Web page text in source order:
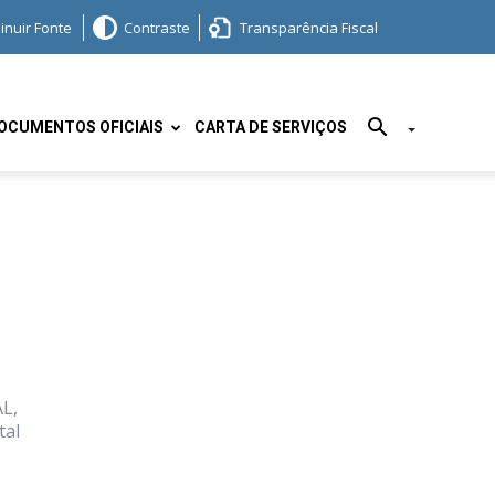
Fonte Contraste Transparência Fiscal
OFICIAIS CARTA DE SERVIÇOS